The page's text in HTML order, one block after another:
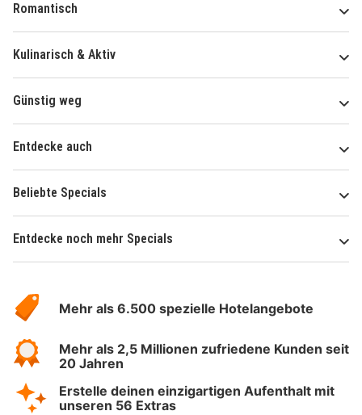
Romantisch
Kulinarisch & Aktiv
Günstig weg
Entdecke auch
Beliebte Specials
Entdecke noch mehr Specials
Hotelspecials
Mehr als 6.500 spezielle Hotelangebote
Mehr als 2,5 Millionen zufriedene Kunden seit
20 Jahren
Erstelle deinen einzigartigen Aufenthalt mit
unseren 56 Extras